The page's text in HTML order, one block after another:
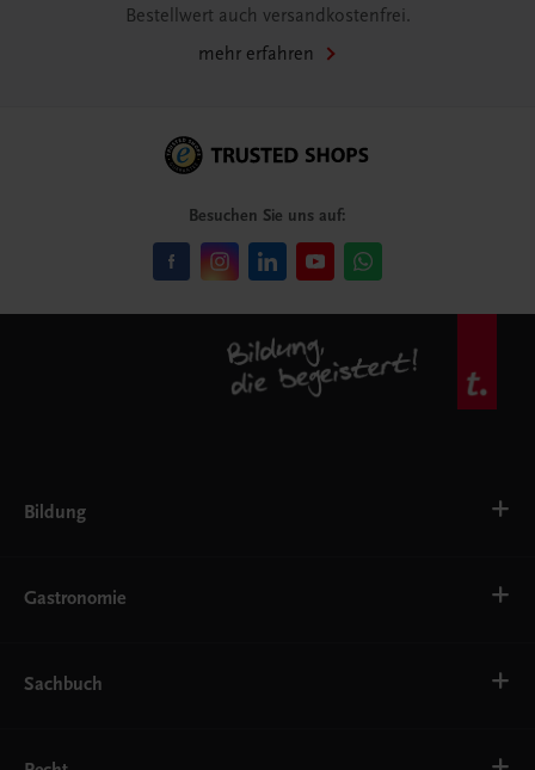
Bestellwert auch versandkostenfrei.
mehr erfahren
Besuchen Sie uns auf:
Bildung
AHS
EWF/ZWF
FW
Gastronomie
Getränke
Service
Sachbuch